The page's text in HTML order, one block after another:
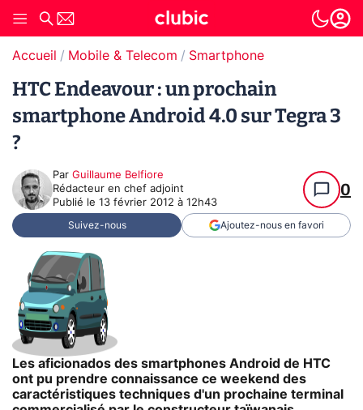
Accueil Mobile & Telecom Smartphone
HTC Endeavour : un prochain
smartphone Android 4.0 sur Tegra 3
?
Par Guillaume Belfiore
Rédacteur en chef adjoint
Publié le 13 février 2012 à 12h43
0
Suivez-nous Ajoutez-nous en favori
Les aficionados des smartphones Android de HTC
ont pu prendre connaissance ce weekend des
caractéristiques techniques d'un prochaine terminal